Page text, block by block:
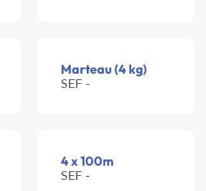
Marteau (4 kg)
SEF -
4 x 100m
SEF -